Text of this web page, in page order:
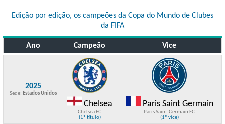
Edição por edição, os campeões da Copa do Mundo de Clubes
da FIFA
Ano Campeão Vice
2025
Sede: Estados Unidos
Chelsea
Chelsea FC
(1º título)
Paris Saint Germain
Paris Saint-Germain FC
(1º vice)